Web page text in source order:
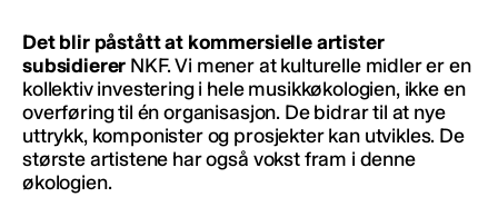
Det blir påstått at kommersielle artister
subsidierer NKF. Vi mener at kulturelle midler er en
kollektiv investering i hele musikkøkologien, ikke en
overføring til én organisasjon. De bidrar til at nye
uttrykk, komponister og prosjekter kan utvikles. De
største artistene har også vokst fram i denne
økologien.